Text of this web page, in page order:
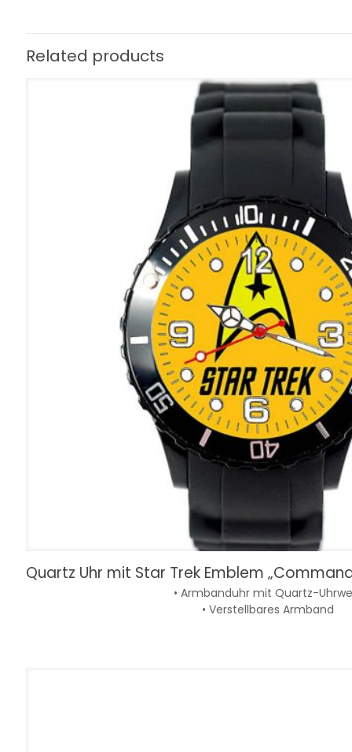
Related products
Quartz Uhr mit Star Trek Emblem
• Armbanduhr mit Quartz-
• Verstellbares Armband